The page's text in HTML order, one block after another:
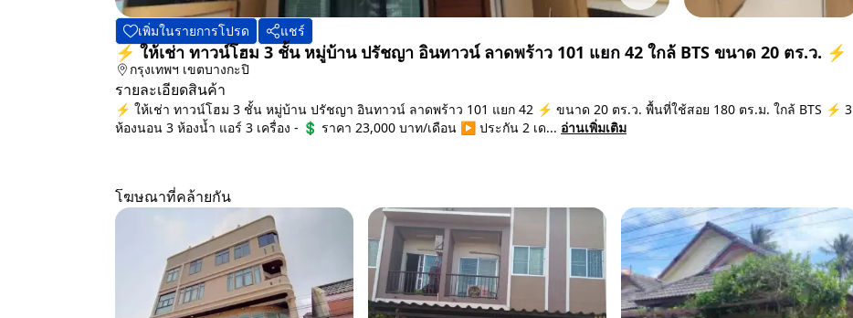
เพิ่มในรายการโปรด แชร์
⚡ ให้เช่า ทาวน์โฮม 3 ชั้น หมู่บ้าน ปรัชญา อินทาวน์ ลาดพร้าว 101 แยก 42 ใกล้ BTS ขนาด 20 ตร.ว. ⚡
กรุงเทพฯ เขตบางกะปิ
รายละเอียดสินค้า
⚡ ให้เช่า ทาวน์โฮม 3 ชั้น หมู่บ้าน ปรัชญา อินทาวน์ ลาดพร้าว 101 แยก 42 ⚡ ขนาด 20 ตร.ว. พื้นที่ใช้สอย 180 ตร.ม. ใกล้ BTS ⚡ 3
ห้องนอน 3 ห้องน้ำ แอร์ 3 เครื่อง - 💲 ราคา 23,000 บาท/เดือน ▶️ ประกัน 2 เด... อ่านเพิ่มเติม
โฆษณาที่คล้ายกัน